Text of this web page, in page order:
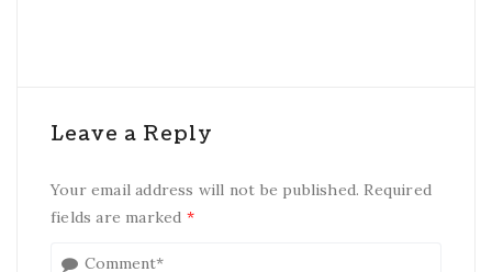
Leave a Reply
Your email address will not be published. Required
fields are marked *